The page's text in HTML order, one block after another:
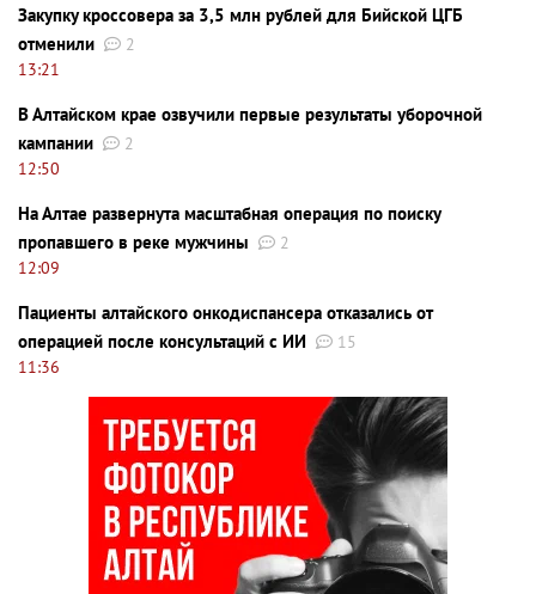
Закупку кроссовера за 3,5 млн рублей для Бийской ЦГБ
отменили
2
13:21
В Алтайском крае озвучили первые результаты уборочной
кампании
2
12:50
На Алтае развернута масштабная операция по поиску
пропавшего в реке мужчины
2
12:09
Пациенты алтайского онкодиспансера отказались от
операцией после консультаций с ИИ
15
11:36